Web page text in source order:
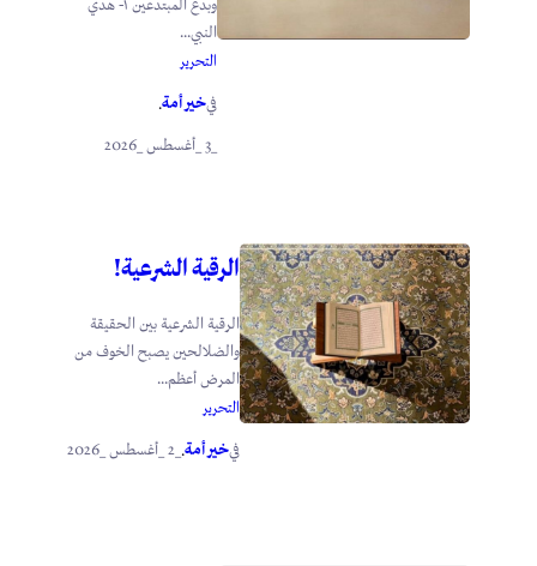
وبدع المبتدعين ١- هدي
النبي...
التحرير
فيخير أمة.
الرقية الشرعية!
الرقية الشرعية بين الحقيقة
والضلالحين يصبح الخوف من
المرض أعظم...
التحرير
فيخير أمة.